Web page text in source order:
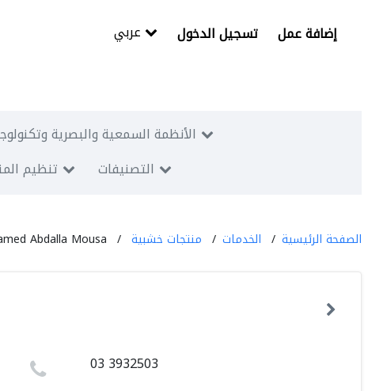
تسجيل الدخول إضافة عمل
الأنظمة السمعية والبصرية
تنظيم التصنيفات
الصفحة الرئيسية الخدمات منتجات خشبية Abdalla Mousa
03 3932503